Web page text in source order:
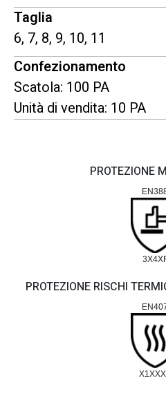
PROTEZIONE
PROTEZIONE RISCHI
Taglia
6, 7, 8, 9, 10, 11
Confezionamento
Scatola: 100 PA
Unità di vendita: 10 PA